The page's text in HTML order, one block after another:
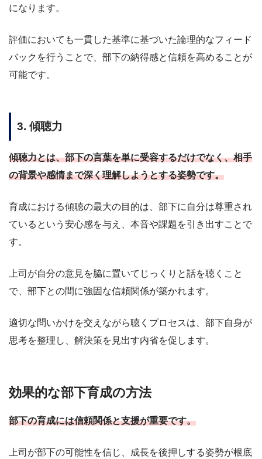
になります。
評価においても一貫した基準に基づいた論理的なフィード
バックを行うことで、部下の納得感と信頼を高めることが
可能です。
3. 傾聴力
傾聴力とは、部下の言葉を単に受容するだけでなく、相手
の背景や感情まで深く理解しようとする姿勢です。
育成における傾聴の最大の目的は、部下に自分は尊重され
ているという安心感を与え、本音や課題を引き出すことで
す。
上司が自分の意見を脇に置いてじっくりと話を聴くこと
で、部下との間に強固な信頼関係が築かれます。
適切な問いかけを交えながら聴くプロセスは、部下自身が
思考を整理し、解決策を見出す内省を促します。
効果的な部下育成の方法
部下の育成には信頼関係と支援が重要です。
上司が部下の可能性を信じ、成長を後押しする姿勢が根底